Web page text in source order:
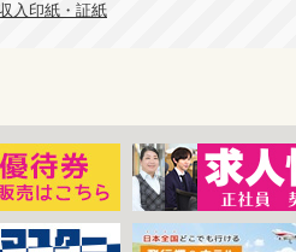
入印紙・証紙